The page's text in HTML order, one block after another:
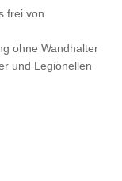
frei von
ohne Wandhalter
und Legionellen